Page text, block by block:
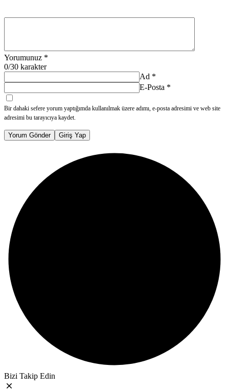
Yorumunuz *
0/30 karakter
Ad *
E-Posta *
Bir dahaki sefere yorum yaptığımda kullanılmak üzere adımı, e-posta adresimi ve web site
adresimi bu tarayıcıya kaydet.
Yorum Gönder Giriş Yap
Bizi Takip Edin